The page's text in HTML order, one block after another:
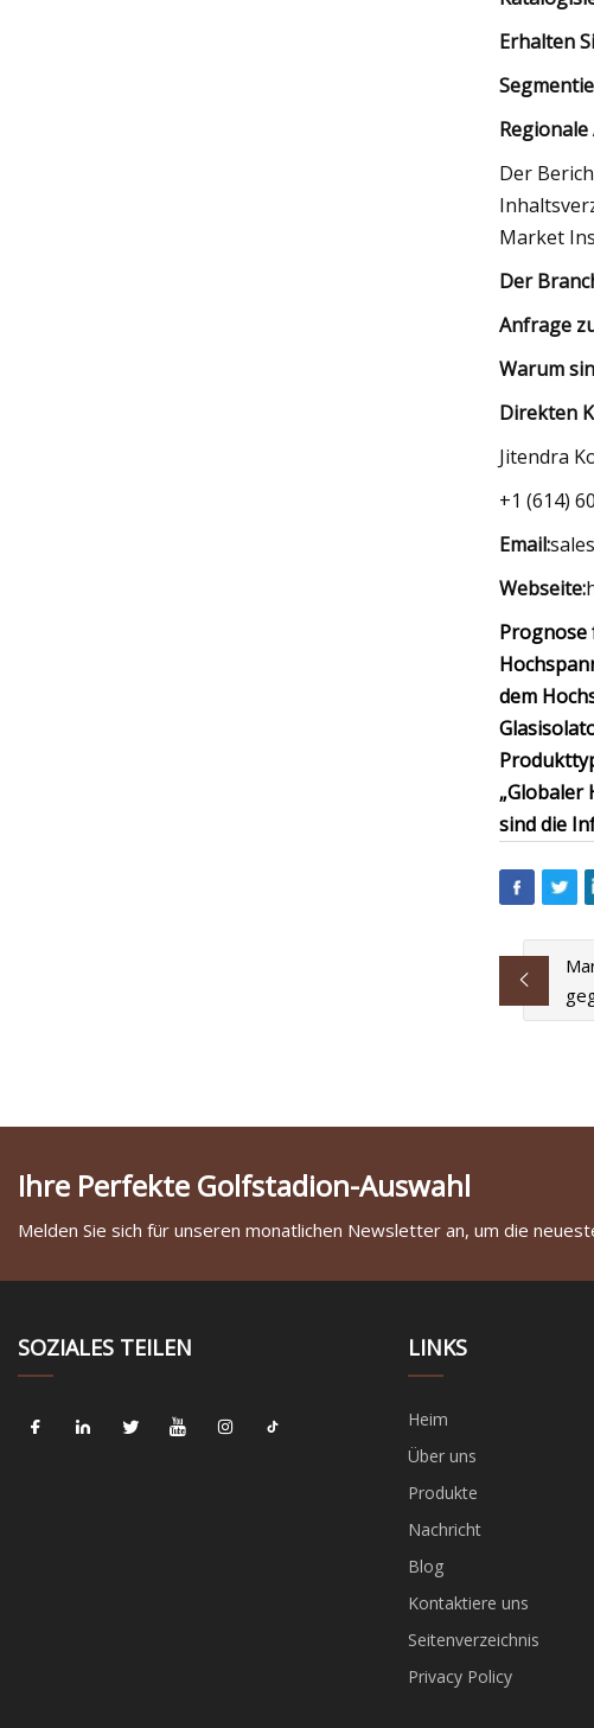
Erhalten
Der
Market
Der
Anfrage
Warum
Direkten
Jitendra
+1 (614)
Email:
Webseite:
Prognose
dem
„Globaler
sind die
Ihre Perfekte Golfstadion-Auswahl
Melden Sie sich für unseren monatlichen Newsletter an, um die
SOZIALES TEILEN LINKS
Heim
Über uns
Produkte
Nachricht
Blog
Kontaktiere uns
Seitenverzeichnis
Privacy Policy